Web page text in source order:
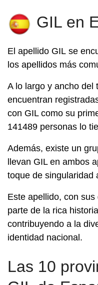
GIL en
El apellido GIL se
los apellidos más
A lo largo y ancho del
encuentran
con GIL como su
141489 personas lo
Además, existe un
llevan GIL en ambos
toque de singularidad
Este apellido, con
parte de la rica
contribuyendo a la
identidad nacional.
Las 10